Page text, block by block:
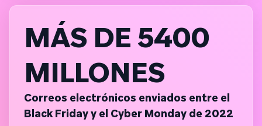
MÁS DE 5400
MILLONES
Correos electrónicos enviados entre el
Black Friday y el Cyber Monday de 2022